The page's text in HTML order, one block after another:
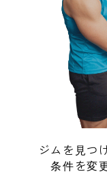
ジムを見つ
条件を変